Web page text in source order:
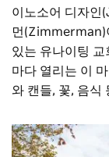
이노소어 디자
먼(Zimmerman)
있는 유나이팅
마다 열리는 이
와 캔들, 꽃, 음식